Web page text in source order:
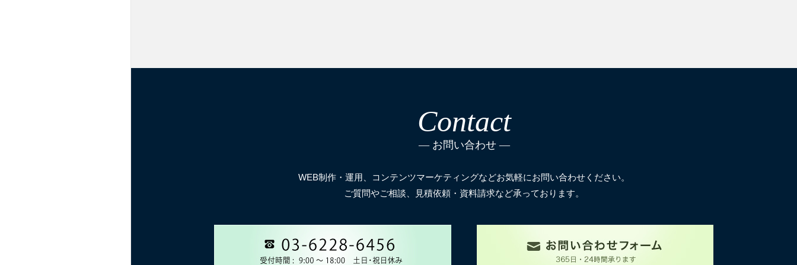
Contact
お問い合わせ
WEB制作・運用、コンテンツマーケティングなどお気軽にお問い合わせください。
ご質問やご相談、見積依頼・資料請求など承っております。